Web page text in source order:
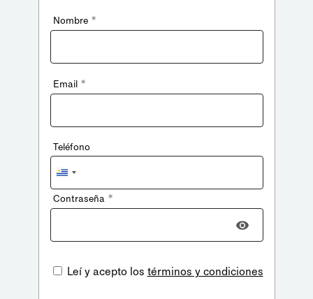
Nombre *
Email *
Teléfono
Uruguay
+598
Contraseña *
Leí y acepto los términos y condiciones